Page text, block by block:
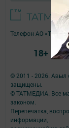
© 2011 - 2026. Авыл
защищены.
© ТАТМЕДИА. Все
законом.
Перепечатка,
информации,
Телефон АО
18+